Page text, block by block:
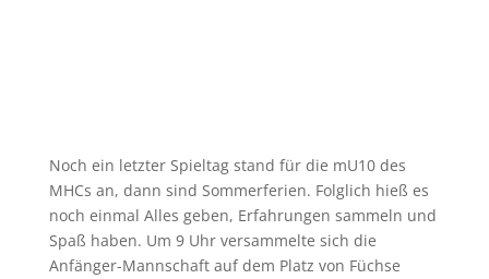
Noch ein letzter Spieltag stand für die mU10 des
MHCs an, dann sind Sommerferien. Folglich hieß es
noch einmal Alles geben, Erfahrungen sammeln und
Spaß haben. Um 9 Uhr versammelte sich die
Anfänger-Mannschaft auf dem Platz von Füchse